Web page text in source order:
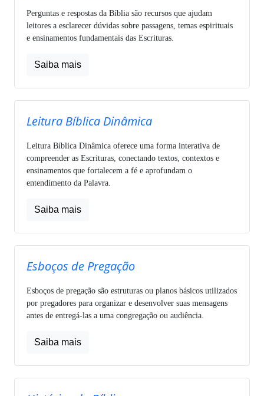
Perguntas e respostas da Bíblia são recursos que ajudam
leitores a esclarecer dúvidas sobre passagens, temas espirituais
e ensinamentos fundamentais das Escrituras.
Saiba mais
Leitura Bíblica Dinâmica
Leitura Bíblica Dinâmica oferece uma forma interativa de
compreender as Escrituras, conectando textos, contextos e
ensinamentos que fortalecem a fé e aprofundam o
entendimento da Palavra.
Saiba mais
Esboços de Pregação
Esboços de pregação são estruturas ou planos básicos utilizados
por pregadores para organizar e desenvolver suas mensagens
antes de entregá-las a uma congregação ou audiência.
Saiba mais